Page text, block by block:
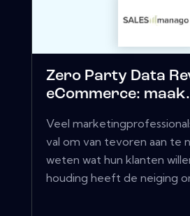
Zero Party Data
eCommerce:
Veel
val om van tevoren aan te
weten wat hun klanten
houding heeft de neiging